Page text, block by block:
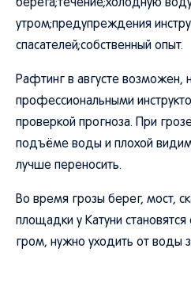
берега;течение;холодную
утром;предупреждения
спасателей;собственный опыт.
Рафтинг в августе возможен,
профессиональными
проверкой прогноза. При
подъёме воды и плохой
лучше переносить.
Во время грозы берег, мост,
площадки у Катуни
гром, нужно уходить от воды